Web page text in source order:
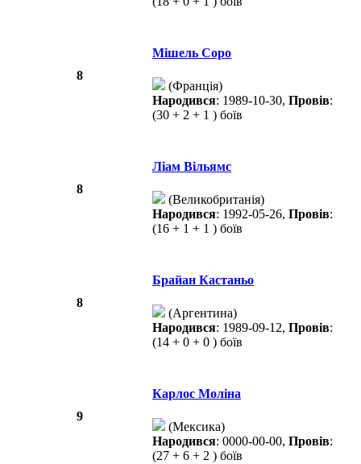
8
Мішель Соро
(Франція)
Народився: 1989-10-30, Провів:
(30 + 2 + 1 ) боїв
8
Ліам Вільямс
(Великобританія)
Народився: 1992-05-26, Провів:
(16 + 1 + 1 ) боїв
8
Брайан Кастаньо
(Аргентина)
Народився: 1989-09-12, Провів:
(14 + 0 + 0 ) боїв
9
Карлос Моліна
(Мексика)
Народився: 0000-00-00, Провів:
(27 + 6 + 2 ) боїв